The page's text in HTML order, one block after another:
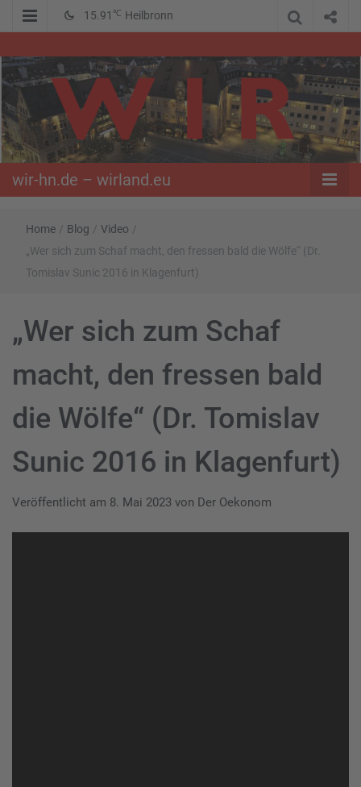
15.91 ℃ Heilbronn
wir-hn.de –
wirland.eu
wir-hn.de – wirland.eu
Home / Blog / Video /
„Wer sich zum Schaf macht, den fressen bald die Wölfe“ (Dr.
Tomislav Sunic 2016 in Klagenfurt)
„Wer sich zum Schaf
macht, den fressen bald
die Wölfe“ (Dr. Tomislav
Sunic 2016 in Klagenfurt)
Veröffentlicht am 8. Mai 2023 von Der Oekonom